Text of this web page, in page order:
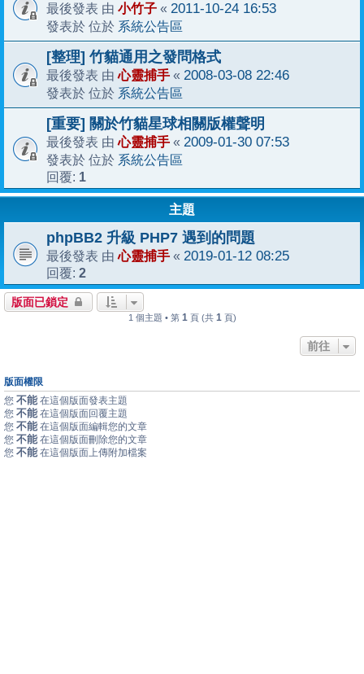
最後發表 由 小竹子 « 2011-10-24 16:53
發表於 位於 系統公告區
[整理] 竹貓通用之發問格式
最後發表 由心靈捕手 « 2008-03-08 22:46
發表於 位於 系統公告區
[重要] 關於竹貓星球相關版權聲明
最後發表 由心靈捕手 « 2009-01-30 07:53
發表於 位於 系統公告區
回覆: 1
主題
phpBB2 升級 PHP7 遇到的問題
最後發表 由心靈捕手 « 2019-01-12 08:25
回覆: 2
版面已鎖定
1 個主題 • 第 1 頁 (共 1 頁)
前往
版面權限
您 不能 在這個版面發表主題
您 不能 在這個版面回覆主題
您 不能 在這個版面編輯您的文章
您 不能 在這個版面刪除您的文章
您 不能 在這個版面上傳附加檔案